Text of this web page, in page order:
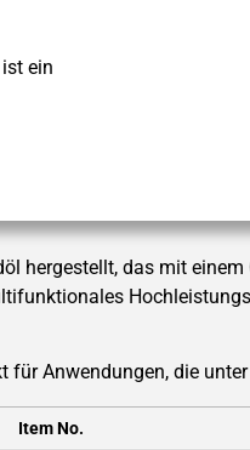
ein
hergestellt, das mit
Anwendungen, die
Item No.